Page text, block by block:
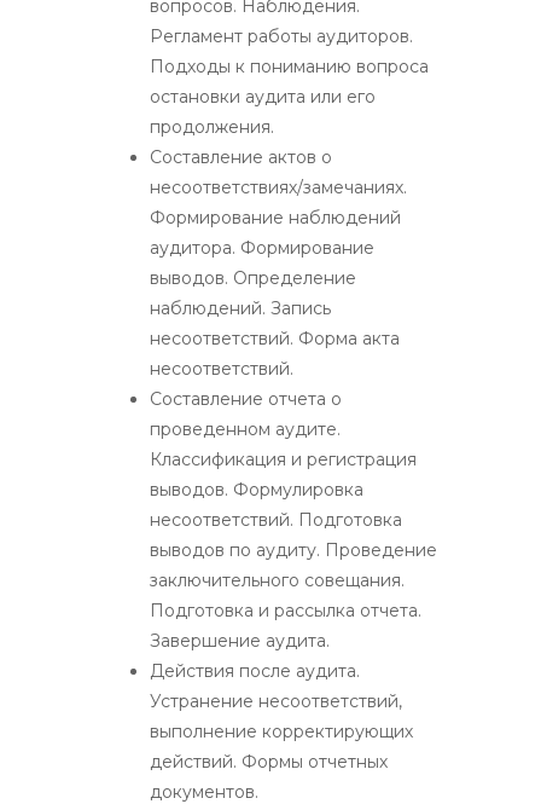
вопросов. Наблюдения.
Регламент работы аудиторов.
Подходы к пониманию вопроса
остановки аудита или его
продолжения.
Составление актов о
несоответствиях/замечаниях.
Формирование наблюдений
аудитора. Формирование
выводов. Определение
наблюдений. Запись
несоответствий. Форма акта
несоответствий.
Составление отчета о
проведенном аудите.
Классификация и регистрация
выводов. Формулировка
несоответствий. Подготовка
выводов по аудиту. Проведение
заключительного совещания.
Подготовка и рассылка отчета.
Завершение аудита.
Действия после аудита.
Устранение несоответствий,
выполнение корректирующих
действий. Формы отчетных
документов.